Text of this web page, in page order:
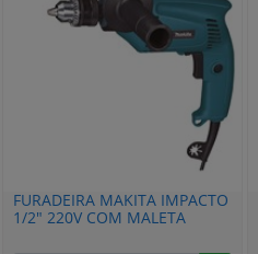
FURADEIRA MAKITA IMPACTO
1/2" 220V COM MALETA